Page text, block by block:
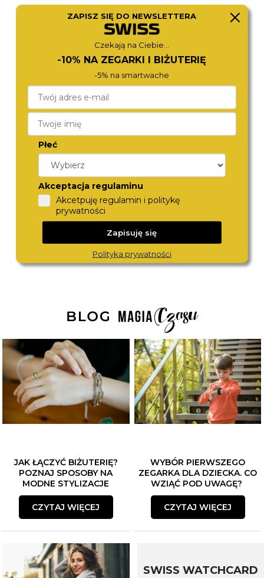
TOMMY HILFIGER JACQUES DU MANOIR
CALVIN KLEIN
25100011
970,- 890,-
JAK ŁĄCZYĆ BIŻUTERIĘ?
POZNAJ SPOSOBY NA
MODNE STYLIZACJE
CZYTAJ WIĘCEJ
WYBÓR PIERWSZEGO
ZEGARKA DLA DZIECKA. CO
WZIĄĆ POD UWAGĘ?
CZYTAJ WIĘCEJ
SWISS WATCHCARD
ZAPISZ SIĘ DO NEWSLETTERA
Czekają na Ciebie...
-10% NA ZEGARKI I BIŻUTERIĘ
-5% na smartwache
Płeć
Akceptacja regulaminu
Akcetpuję regulamin i politykę
prywatności
Zapisuję się
Polityka prywatności